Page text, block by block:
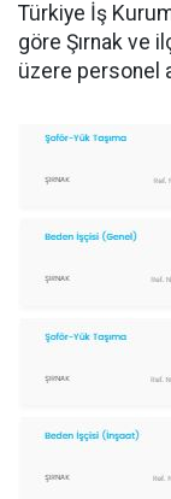
Türkiye İş
göre Şırnak ve
üzere personel